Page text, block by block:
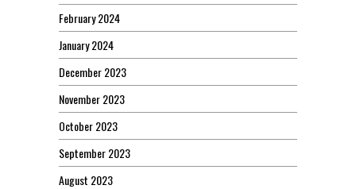
February 2024
January 2024
December 2023
November 2023
October 2023
September 2023
August 2023